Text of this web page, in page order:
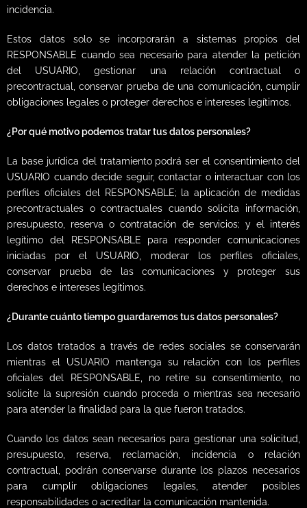
incidencia.
Estos datos solo se incorporarán a sistemas propios del
RESPONSABLE cuando sea necesario para atender la petición
del USUARIO, gestionar una relación contractual o
precontractual, conservar prueba de una comunicación, cumplir
obligaciones legales o proteger derechos e intereses legítimos.
¿Por qué motivo podemos tratar tus datos personales?
La base jurídica del tratamiento podrá ser el consentimiento del
USUARIO cuando decide seguir, contactar o interactuar con los
perfiles oficiales del RESPONSABLE; la aplicación de medidas
precontractuales o contractuales cuando solicita información,
presupuesto, reserva o contratación de servicios; y el interés
legítimo del RESPONSABLE para responder comunicaciones
iniciadas por el USUARIO, moderar los perfiles oficiales,
conservar prueba de las comunicaciones y proteger sus
derechos e intereses legítimos.
¿Durante cuánto tiempo guardaremos tus datos personales?
Los datos tratados a través de redes sociales se conservarán
mientras el USUARIO mantenga su relación con los perfiles
oficiales del RESPONSABLE, no retire su consentimiento, no
solicite la supresión cuando proceda o mientras sea necesario
para atender la finalidad para la que fueron tratados.
Cuando los datos sean necesarios para gestionar una solicitud,
presupuesto, reserva, reclamación, incidencia o relación
contractual, podrán conservarse durante los plazos necesarios
para cumplir obligaciones legales, atender posibles
responsabilidades o acreditar la comunicación mantenida.